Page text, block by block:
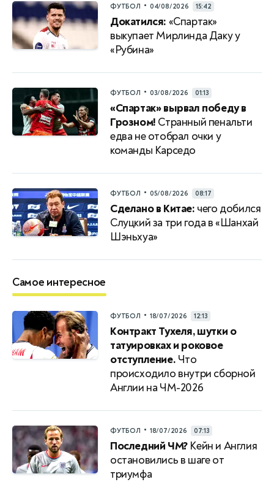
ФУТБОЛ • 04/08/2026 15:42
Докатился: «Спартак»
выкупает Мирлинда Даку у
«Рубина»
ФУТБОЛ • 03/08/2026 01:13
«Спартак» вырвал победу в
Грозном! Странный пенальти
едва не отобрал очки у
команды Карседо
ФУТБОЛ • 05/08/2026 08:17
Сделано в Китае: чего добился
Слуцкий за три года в «Шанхай
Шэньхуа»
Самое интересное
ФУТБОЛ • 18/07/2026 12:13
Контракт Тухеля, шутки о
татуировках и роковое
отступление. Что
происходило внутри сборной
Англии на ЧМ-2026
ФУТБОЛ • 18/07/2026 07:13
Последний ЧМ?Кейн и Англия
остановились в шаге от
триумфа